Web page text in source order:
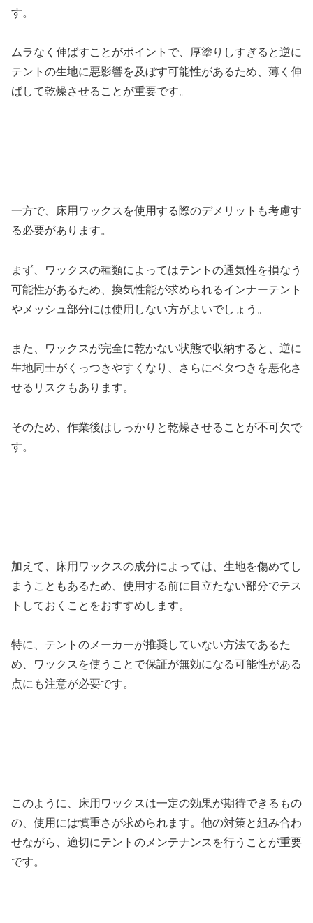
す。
ムラなく伸ばすことがポイントで、厚塗りしすぎると逆に
テントの生地に悪影響を及ぼす可能性があるため、薄く伸
ばして乾燥させることが重要です。
一方で、床用ワックスを使用する際のデメリットも考慮す
る必要があります。
まず、ワックスの種類によってはテントの通気性を損なう
可能性があるため、換気性能が求められるインナーテント
やメッシュ部分には使用しない方がよいでしょう。
また、ワックスが完全に乾かない状態で収納すると、逆に
生地同士がくっつきやすくなり、さらにベタつきを悪化さ
せるリスクもあります。
そのため、作業後はしっかりと乾燥させることが不可欠で
す。
加えて、床用ワックスの成分によっては、生地を傷めてし
まうこともあるため、使用する前に目立たない部分でテス
トしておくことをおすすめします。
特に、テントのメーカーが推奨していない方法であるた
め、ワックスを使うことで保証が無効になる可能性がある
点にも注意が必要です。
このように、床用ワックスは一定の効果が期待できるもの
の、使用には慎重さが求められます。他の対策と組み合わ
せながら、適切にテントのメンテナンスを行うことが重要
です。